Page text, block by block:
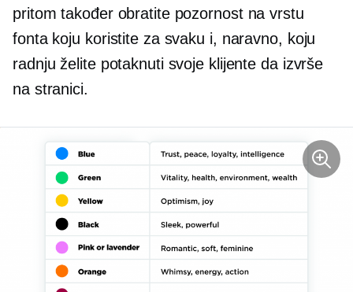
pritom također obratite pozornost na vrstu
fonta koju koristite za svaku i, naravno, koju
radnju želite potaknuti svoje klijente da izvrše
na stranici.